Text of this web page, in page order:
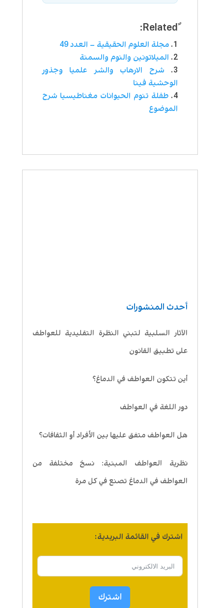
أحدث المنشورات
الآثار السلبية لتبني النظرة التقليدية للعواطف
على تطبيق القانون
أين تتكون العواطف في الدماغ؟
دور اللغة في العواطف
هل العواطف متفق عليها بين الأفراد أو الثقافات؟
نظرية العواطف المبنية: نسخ مختلفة من
العواطف في الدماغ تصنع في كل مرة
اشترك في القائمة البريدية:
اشترك
ٌRelated:
مجلة العلوم الحقيقية – العدد 49
الميلاتونين والنوم والسمنة
شرح الارهاب والشر علميا وجذور
الوحشية فينا
طفلة تنوم الحيوانات مغناطيسيا شرح
الموضوع